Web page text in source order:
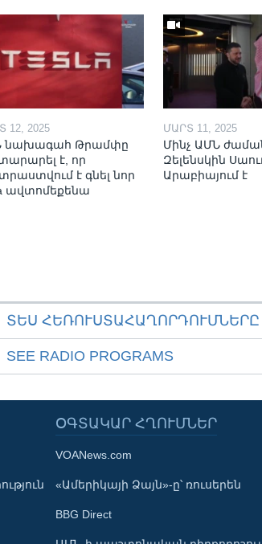
12, 2025
նախագահ Թրամփը
է, որ
է գնել նոր
ավտոմեքենա
ՄԱՐՏ 11, 2025
Մինչ ԱՄՆ
Զելենսկին
Արաբիայում է
ՏԵՍ ՀԵՌՈՒՍՏԱՀԱՂՈՐԴՈՒՄՆԵՐԸ
SEE RADIO PROGRAMS
ՕԳՏԱԿԱՐ ՀՂՈՒՄՆԵՐ
VOANews.com
«Ամերիկայի Ձայն»-ը՝ ռուսերեն
BBG Direct